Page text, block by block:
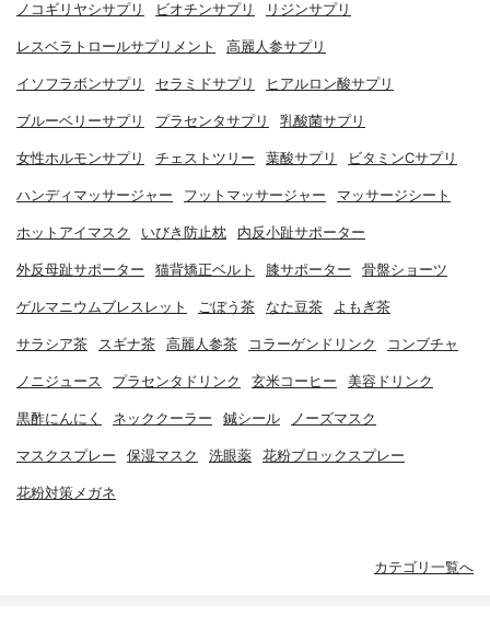
ノコギリヤシサプリ ビオチンサプリ リジンサプリ
レスベラトロールサプリメント 高麗人参サプリ
イソフラボンサプリ セラミドサプリ ヒアルロン酸サプリ
ブルーベリーサプリ プラセンタサプリ 乳酸菌サプリ
女性ホルモンサプリ チェストツリー 葉酸サプリ ビタミンCサプリ
ハンディマッサージャー フットマッサージャー マッサージシート
ホットアイマスク いびき防止枕 内反小趾サポーター
外反母趾サポーター 猫背矯正ベルト 膝サポーター 骨盤ショーツ
ゲルマニウムブレスレット ごぼう茶 なた豆茶 よもぎ茶
サラシア茶 スギナ茶 高麗人参茶 コラーゲンドリンク コンブチャ
ノニジュース プラセンタドリンク 玄米コーヒー 美容ドリンク
黒酢にんにく ネッククーラー 鍼シール ノーズマスク
マスクスプレー 保湿マスク 洗眼薬 花粉ブロックスプレー
花粉対策メガネ
カテゴリ一覧へ